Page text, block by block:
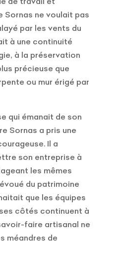
Sornas ne voulait pas
par les vents du
à une continuité
à la préservation
précieuse que
ou mur érigé par
qui émanait de son
Sornas a pris une
Il a
son entreprise à
les mêmes
du patrimoine
que les équipes
côtés continuent à
faire artisanal ne
méandres de